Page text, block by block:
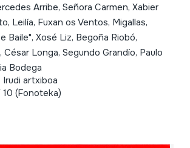
Arribe, Señora Carmen, Xabier
Leilía, Fuxan os Ventos, Migallas,
Baile", Xosé Liz, Begoña Riobó,
César Longa, Segundo Grandío, Paulo
Bodega
Irudi artxiboa
10 (Fonoteka)